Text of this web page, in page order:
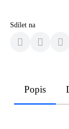
Sdílet na
Popis